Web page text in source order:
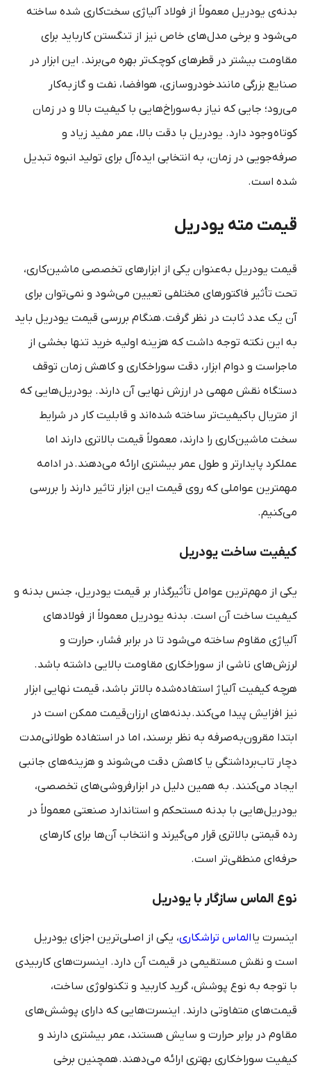
بدنه‌ی یودریل معمولاً از فولاد آلیاژی سخت‌کاری شده ساخته
می‌شود و برخی مدل‌های خاص نیز از تنگستن کارباید برای
مقاومت بیشتر در قطرهای کوچک‌تر بهره می‌برند. این ابزار در
صنایع بزرگی مانند خودروسازی، هوافضا، نفت و گاز به‌کار
می‌رود؛ جایی که نیاز به سوراخ‌هایی با کیفیت بالا و در زمان
کوتاه وجود دارد. یودریل با دقت بالا، عمر مفید زیاد و
صرفه‌جویی در زمان، به انتخابی ایده‌آل برای تولید انبوه تبدیل
شده است.
قیمت مته یودریل
قیمت یودریل به‌عنوان یکی از ابزارهای تخصصی ماشین‌کاری،
تحت تأثیر فاکتورهای مختلفی تعیین می‌شود و نمی‌توان برای
آن یک عدد ثابت در نظر گرفت.هنگام بررسی قیمت یودریل باید
به این نکته توجه داشت که هزینه اولیه خرید تنها بخشی از
ماجراست و دوام ابزار، دقت سوراخکاری و کاهش زمان توقف
دستگاه نقش مهمی در ارزش نهایی آن دارند. یودریل‌هایی که
از متریال باکیفیت‌تر ساخته شده‌اند و قابلیت کار در شرایط
سخت ماشین‌کاری را دارند، معمولاً قیمت بالاتری دارند اما
عملکرد پایدارتر و طول عمر بیشتری ارائه می‌دهند.در ادامه
مهمترین عواملی که روی قیمت این ابزار تاثیر دارند را بررسی
می‌کنیم.
کیفیت ساخت یودریل
یکی از مهم‌ترین عوامل تأثیرگذار بر قیمت یودریل، جنس بدنه و
کیفیت ساخت آن است. بدنه یودریل معمولاً از فولادهای
آلیاژی مقاوم ساخته می‌شود تا در برابر فشار، حرارت و
لرزش‌های ناشی از سوراخکاری مقاومت بالایی داشته باشد.
هرچه کیفیت آلیاژ استفاده‌شده بالاتر باشد، قیمت نهایی ابزار
نیز افزایش پیدا می‌کند.بدنه‌های ارزان‌قیمت ممکن است در
ابتدا مقرون‌به‌صرفه به نظر برسند، اما در استفاده طولانی‌مدت
دچار تاب‌برداشتگی یا کاهش دقت می‌شوند و هزینه‌های جانبی
ایجاد می‌کنند. به همین دلیل در ابزارفروشی‌های تخصصی،
یودریل‌هایی با بدنه مستحکم و استاندارد صنعتی معمولاً در
رده قیمتی بالاتری قرار می‌گیرند و انتخاب آن‌ها برای کارهای
حرفه‌ای منطقی‌تر است.
نوع الماس سازگار با یودریل
اینسرت یاالماس تراشکاری، یکی از اصلی‌ترین اجزای یودریل
است و نقش مستقیمی در قیمت آن دارد. اینسرت‌های کاربیدی
با توجه به نوع پوشش، گرید کاربید و تکنولوژی ساخت،
قیمت‌های متفاوتی دارند. اینسرت‌هایی که دارای پوشش‌های
مقاوم در برابر حرارت و سایش هستند، عمر بیشتری دارند و
کیفیت سوراخکاری بهتری ارائه می‌دهند.همچنین برخی